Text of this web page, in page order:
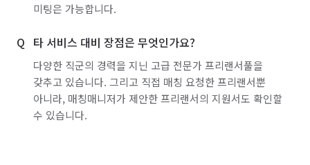
미팅은 가능합니다.
타 서비스 대비 장점은 무엇인가요?
다양한 직군의 경력을 지닌 고급 전문가 프리랜서풀을
갖추고 있습니다. 그리고 직접 매칭 요청한 프리랜서뿐
아니라, 매칭매니저가 제안한 프리랜서의 지원서도 확인할
수 있습니다.